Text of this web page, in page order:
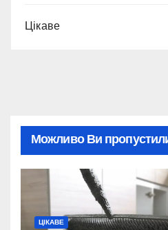
Цікаве
Можливо Ви
ЦІКАВЕ